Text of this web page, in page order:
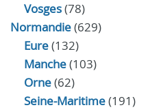
Vosges(78)
Normandie(629)
Eure(132)
Manche(103)
Orne(62)
Seine-Maritime(191)